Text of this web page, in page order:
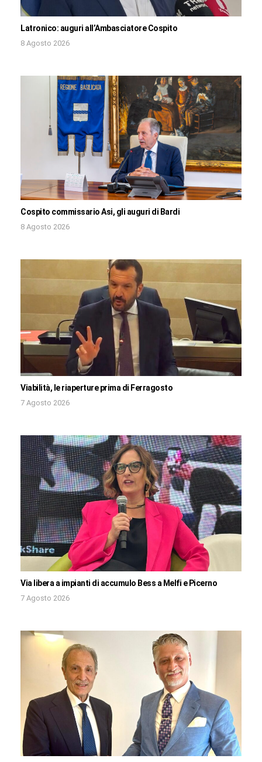
Latronico: auguri all’Ambasciatore Cospito
8 Agosto 2026
Cospito commissario Asi, gli auguri di Bardi
8 Agosto 2026
Viabilità, le riaperture prima di Ferragosto
7 Agosto 2026
Via libera a impianti di accumulo Bess a Melfi e Picerno
7 Agosto 2026